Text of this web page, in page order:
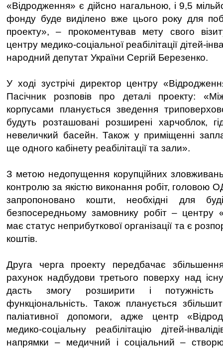
«Відродження» є дійсно нагальною, і 9,5
фонду буде виділено вже цього року для
проекту», – прокоментував мету свого
центру медико-соціальної реабілітації дітей-
народний депутат України Сергій Березенко.
У ході зустрічі директор центру
Пасічник розповів про деталі проекту:
корпусами планується зведення
будуть розташовані розширені харчоблок,
невеличкий басейн. Також у приміщенні
ще одного кабінету реабілітації та зали».
З метою недопущення корупційних
контролю за якістю виконання робіт, головою
запропоновано кошти, необхідні для
безпосередньому замовнику робіт – центру
має статус неприбуткової організації та є
коштів.
Друга черга проекту передбачає
рахунок надбудови третього поверху над
дасть змогу розширити і
функціональність. Також планується
паліативної допомоги, адже центр
медико-соціальну реабілітацію дітей-
напрямки – медичний і соціальний –